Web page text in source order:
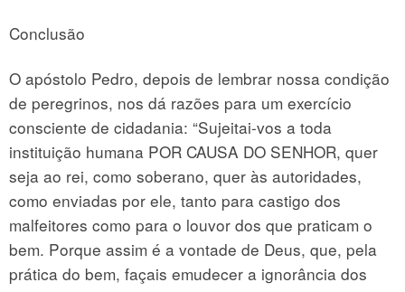
Conclusão
O apóstolo Pedro, depois de lembrar nossa condição
de peregrinos, nos dá razões para um exercício
consciente de cidadania: “Sujeitai-vos a toda
instituição humana POR CAUSA DO SENHOR, quer
seja ao rei, como soberano, quer às autoridades,
como enviadas por ele, tanto para castigo dos
malfeitores como para o louvor dos que praticam o
bem. Porque assim é a vontade de Deus, que, pela
prática do bem, façais emudecer a ignorância dos